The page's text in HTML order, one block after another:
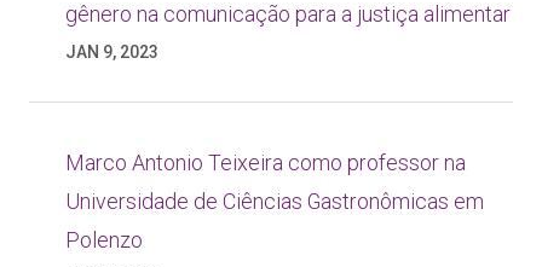
gênero na comunicação para a justiça alimentar
JAN 9, 2023
Marco Antonio Teixeira como professor na
Universidade de Ciências Gastronômicas em
Polenzo